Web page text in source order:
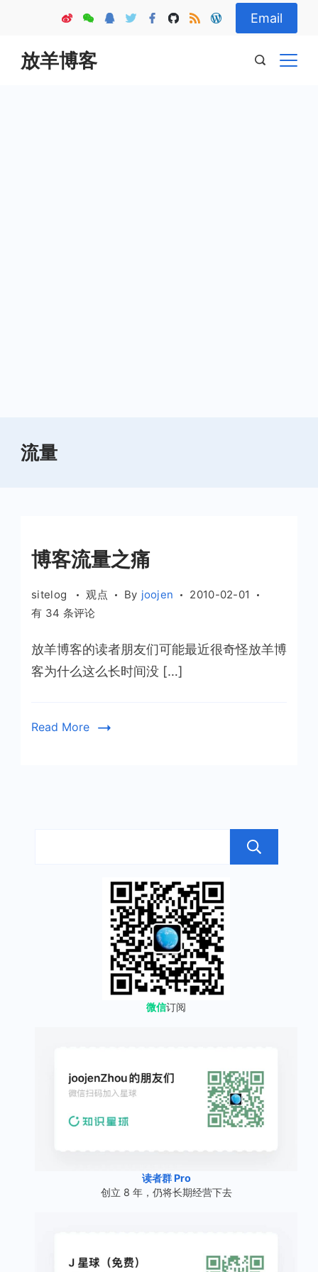
content
Email
放羊博客
流量
博客流量之痛
sitelog 观点 By joojen
2010-02-01
博
流
量
有 34 条评论
放羊博客的读者朋友们可能最近很奇怪放羊博
客为什么这么长时间没 […]
Read More
微信订阅
读者群 Pro
创立 8 年，仍将长期经营下去